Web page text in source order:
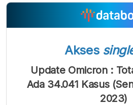
Font
Kecil
Font
Akses
Update Omicron :
Ada 34.041 Kasus
2023)